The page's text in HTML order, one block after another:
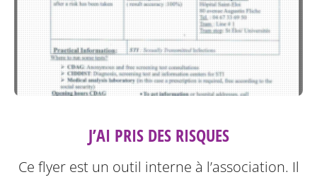
J’AI PRIS DES RISQUES
Ce flyer est un outil interne à l’association. Il